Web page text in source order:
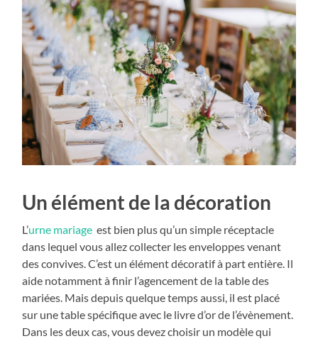
Un élément de la décoration
L’urne mariage est bien plus qu’un simple réceptacle
dans lequel vous allez collecter les enveloppes venant
des convives. C’est un élément décoratif à part entière. Il
aide notamment à finir l’agencement de la table des
mariées. Mais depuis quelque temps aussi, il est placé
sur une table spécifique avec le livre d’or de l’évènement.
Dans les deux cas, vous devez choisir un modèle qui